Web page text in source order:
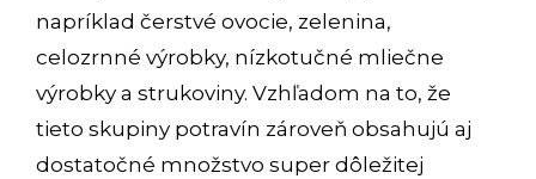
napríklad čerstvé ovocie, zelenina,
celozrnné výrobky, nízkotučné mliečne
výrobky a strukoviny. Vzhľadom na to, že
tieto skupiny potravín zároveň obsahujú aj
dostatočné množstvo super dôležitej